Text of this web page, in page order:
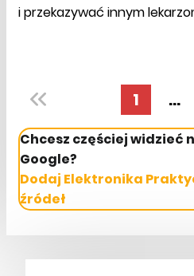
i przekazywać innym
1 ...
Chcesz częściej widzieć
Google?
Dodaj Elektronika
źródeł